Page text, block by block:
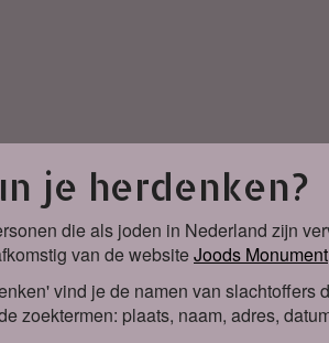
je herdenken?
die als joden in Nederland zijn
van de websiteJoods Monument
vind je de namen van
zoektermen: plaats, naam, adres,